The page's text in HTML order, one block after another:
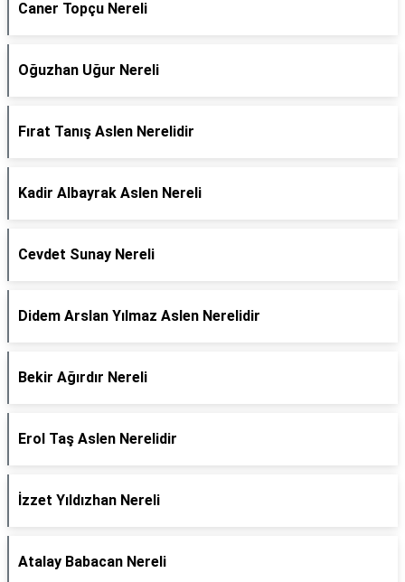
Caner Topçu Nereli
Oğuzhan Uğur Nereli
Fırat Tanış Aslen Nerelidir
Kadir Albayrak Aslen Nereli
Cevdet Sunay Nereli
Didem Arslan Yılmaz Aslen Nerelidir
Bekir Ağırdır Nereli
Erol Taş Aslen Nerelidir
İzzet Yıldızhan Nereli
Atalay Babacan Nereli